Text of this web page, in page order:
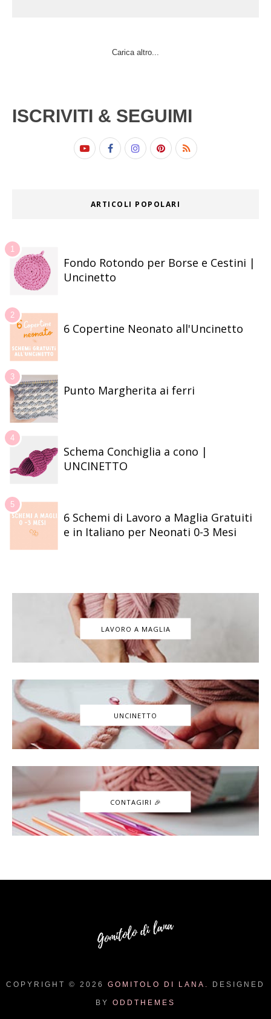
Carica altro...
ISCRIVITI & SEGUIMI
ARTICOLI POPOLARI
Fondo Rotondo per Borse e Cestini |
Uncinetto
6 Copertine Neonato all'Uncinetto
Punto Margherita ai ferri
Schema Conchiglia a cono |
UNCINETTO
6 Schemi di Lavoro a Maglia Gratuiti
e in Italiano per Neonati 0-3 Mesi
LAVORO A MAGLIA
UNCINETTO
CONTAGIRI 🎉
COPYRIGHT © 2026 GOMITOLO DI LANA. DESIGNED
BY ODDTHEMES